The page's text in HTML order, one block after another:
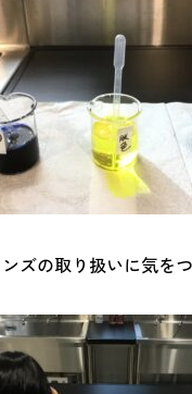
ズの取り扱いに気をつ